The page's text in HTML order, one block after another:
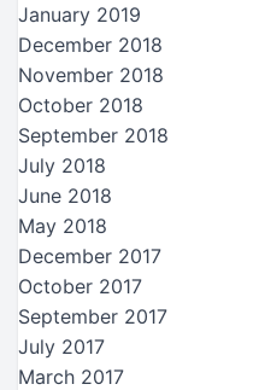
January 2019
December 2018
November 2018
October 2018
September 2018
July 2018
June 2018
May 2018
December 2017
October 2017
September 2017
July 2017
March 2017